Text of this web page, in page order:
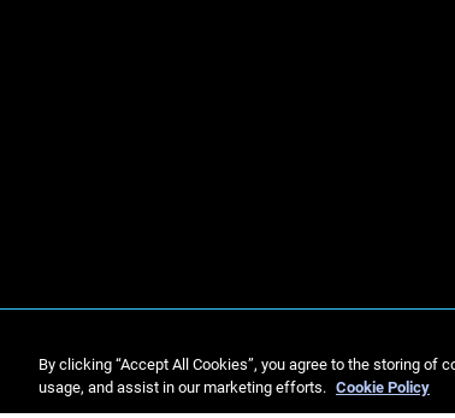
By clicking “Accept All Cookies”, you agree to the storing of
usage, and assist in our marketing efforts. Cookie Policy